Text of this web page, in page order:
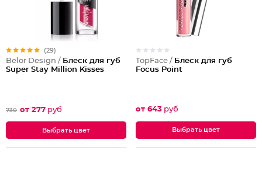
(29)
Belor Design / Блеск для губ
Super Stay Million Kisses
730 от 277 руб
Выбрать цвет
TopFace / Блеск для губ
Focus Point
от 643 руб
Выбрать цвет